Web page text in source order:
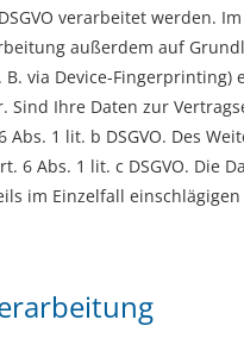
verarbeitet werden.
außerdem auf
via Device-
Sind Ihre Daten zur
1 lit. b DSGVO. Des
Abs. 1 lit. c DSGVO. Die
im Einzelfall